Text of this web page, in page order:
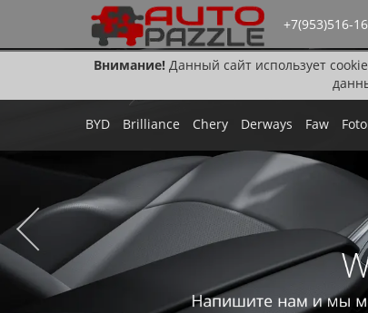
Внимание!Данный сайт использует
+7(953)516-
BYD Brilliance Chery Derways Faw
Напишите нам и мы